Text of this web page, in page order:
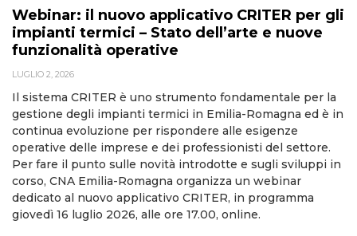
Webinar: il nuovo applicativo CRITER per gli
impianti termici – Stato dell’arte e nuove
funzionalità operative
LUGLIO 2, 2026
Il sistema CRITER è uno strumento fondamentale per la
gestione degli impianti termici in Emilia-Romagna ed è in
continua evoluzione per rispondere alle esigenze
operative delle imprese e dei professionisti del settore.
Per fare il punto sulle novità introdotte e sugli sviluppi in
corso, CNA Emilia-Romagna organizza un webinar
dedicato al nuovo applicativo CRITER, in programma
giovedì 16 luglio 2026, alle ore 17.00, online.